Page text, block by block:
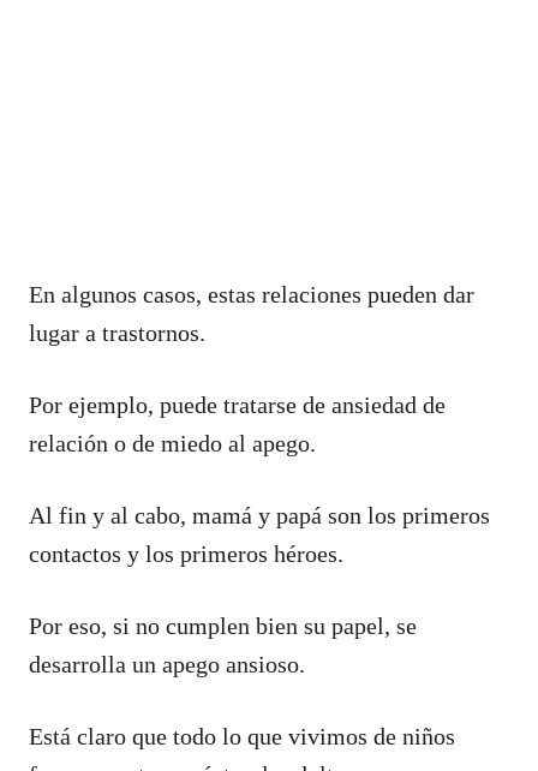
En algunos casos, estas relaciones pueden dar
lugar a trastornos.
Por ejemplo, puede tratarse de ansiedad de
relación o de miedo al apego.
Al fin y al cabo, mamá y papá son los primeros
contactos y los primeros héroes.
Por eso, si no cumplen bien su papel, se
desarrolla un apego ansioso.
Está claro que todo lo que vivimos de niños